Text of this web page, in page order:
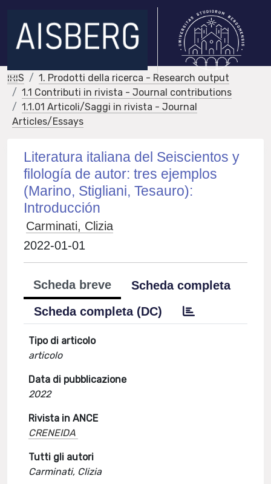
IRIS
1. Prodotti della ricerca - Research output
1.1 Contributi in rivista - Journal contributions
1.1.01 Articoli/Saggi in rivista - Journal
Articles/Essays
Literatura italiana del Seiscientos y
filología de autor: tres ejemplos
(Marino, Stigliani, Tesauro):
Introducción
Carminati, Clizia
2022-01-01
Scheda breve
Scheda completa
Scheda completa (DC)
Tipo di articolo
articolo
Data di pubblicazione
2022
Rivista in ANCE
CRENEIDA
Tutti gli autori
Carminati, Clizia